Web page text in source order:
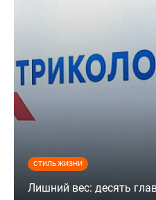
СТИЛЬ ЖИЗНИ
Лишний вес: десять